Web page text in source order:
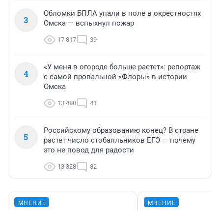
3
Обломки БПЛА упали в поле в окрестностях
Омска — вспыхнул пожар
17 817 39
4
«У меня в огороде больше растет»: репортаж
с самой провальной «Флоры» в истории
Омска
13 480 41
5
Российскому образованию конец? В стране
растет число стобалльников ЕГЭ — почему
это не повод для радости
13 328 82
МНЕНИЕ МНЕНИЕ